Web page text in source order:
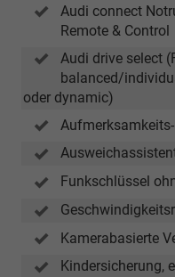
Audi connect
Remote & Control
Audi drive select
balanced/
oder dynamic)
Funkschlüssel
Kamerabasierte
Kindersicherung,